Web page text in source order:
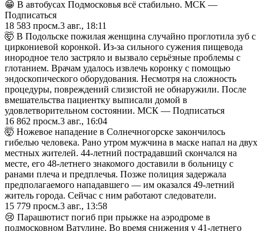
😁 В автобусах Подмосковья всё стабильно. МСК —
Подписаться
18 583 просм.3 авг., 18:11
🤯 В Подольске пожилая женщина случайно проглотила зуб с
циркониевой коронкой. Из-за сильного сужения пищевода
инородное тело застряло и вызвало серьёзные проблемы с
глотанием. Врачам удалось извлечь коронку с помощью
эндоскопического оборудования. Несмотря на сложность
процедуры, повреждений слизистой не обнаружили. После
вмешательства пациентку выписали домой в
удовлетворительном состоянии. МСК — Подписаться
16 862 просм.3 авг., 16:04
🤯 Ножевое нападение в Солнечногорске закончилось
гибелью человека. Рано утром мужчина в маске напал на двух
местных жителей. 44-летний пострадавший скончался на
месте, его 48-летнего знакомого доставили в больницу с
ранами плеча и предплечья. Позже полиция задержала
предполагаемого нападавшего — им оказался 49-летний
житель города. Сейчас с ним работают следователи.
15 779 просм.3 авг., 13:58
😢 Парашютист погиб при прыжке на аэродроме в
подмосковном Ватулине. Во время снижения у 41-летнего